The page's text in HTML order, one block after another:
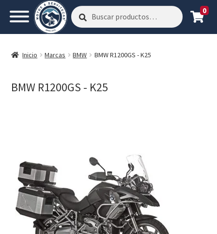
Buscar
por:
Buscar 0
Inicio Marcas BMW BMW R1200GS - K25
BMW R1200GS - K25